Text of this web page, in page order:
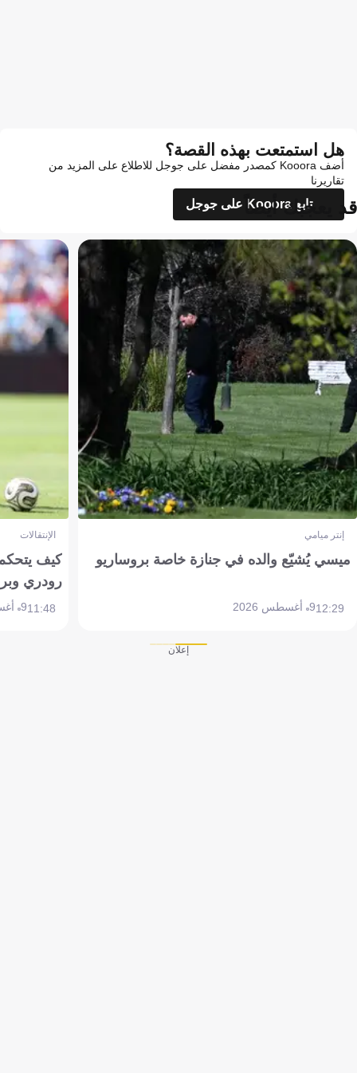
هل استمتعت بهذه القصة؟
أضف Kooora كمصدر مفضل على جوجل للاطلاع على المزيد من
تقاريرنا
تابع Kooora على جوجل
قد يعجبك أيضاً
إنتر ميامي
ميسي يُشيّع والده في جنازة خاصة بروساريو
12:299 أغسطس 2026
الإنتقالات
كيف
رودري
11:489 أغسطس 2026
إعلان